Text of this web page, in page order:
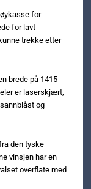
for
for lavt
trekke etter
brede på 1415
er laserskjært,
og
den tyske
vinsjen har en
overflate med